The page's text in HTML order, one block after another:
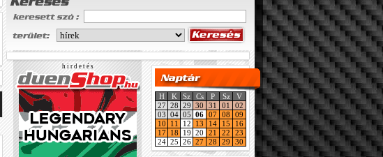
h i r d e t é s
H K Sz Cs P Sz
V
27 28 29 30 31 01
02
03 04 05 06 07 08
09
10
11 12 13 14 15
16
17
18 19 20 21 22
23
24 25 26 27 28 29 30